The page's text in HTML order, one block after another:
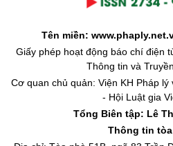
Tên miền:
Giấy phép hoạt động báo chí điện
Thông tin và
Cơ quan chủ quản: Viện KH Pháp
- Hội Luật gia
Tổng Biên tập: Lê
Thông tin